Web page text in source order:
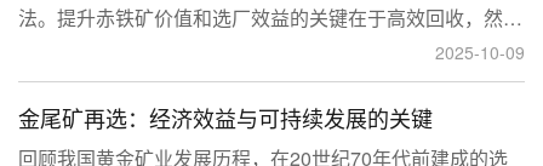
法。提升赤铁矿价值和选厂效益的关键在于高效回收，然
而，赤铁矿往往存在嵌布粒度细、易泥化、存在高硅铝杂质
等特征。利用传统的浮选工艺进行处理会面临回收率低、精
矿品位不稳定、药剂成本高等问题。
2025-10-09
金尾矿再选：经济效益与可持续发展的关键
回顾我国黄金矿业发展历程，在20世纪70年代前建成的选